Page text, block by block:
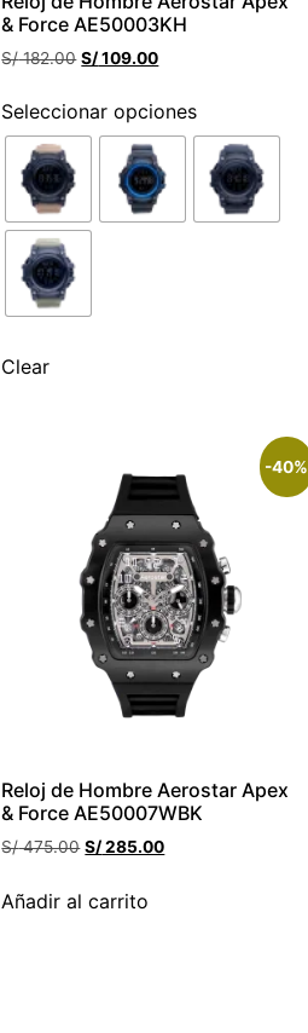
& Force AE50003KH
S/182.00 S/109.00
Seleccionar opciones
Clear
-40%
Reloj de Hombre Aerostar Apex
& Force AE50007WBK
S/475.00 S/285.00
Añadir al carrito